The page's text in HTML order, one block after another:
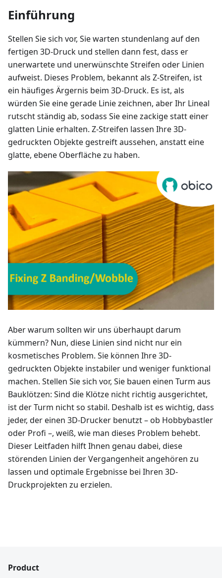
Einführung
Stellen Sie sich vor, Sie warten stundenlang auf den
fertigen 3D-Druck und stellen dann fest, dass er
unerwartete und unerwünschte Streifen oder Linien
aufweist. Dieses Problem, bekannt als Z-Streifen, ist
ein häufiges Ärgernis beim 3D-Druck. Es ist, als
würden Sie eine gerade Linie zeichnen, aber Ihr Lineal
rutscht ständig ab, sodass Sie eine zackige statt einer
glatten Linie erhalten. Z-Streifen lassen Ihre 3D-
gedruckten Objekte gestreift aussehen, anstatt eine
glatte, ebene Oberfläche zu haben.
Aber warum sollten wir uns überhaupt darum
kümmern? Nun, diese Linien sind nicht nur ein
kosmetisches Problem. Sie können Ihre 3D-
gedruckten Objekte instabiler und weniger funktional
machen. Stellen Sie sich vor, Sie bauen einen Turm aus
Bauklötzen: Sind die Klötze nicht richtig ausgerichtet,
ist der Turm nicht so stabil. Deshalb ist es wichtig, dass
jeder, der einen 3D-Drucker benutzt – ob Hobbybastler
oder Profi –, weiß, wie man dieses Problem behebt.
Dieser Leitfaden hilft Ihnen genau dabei, diese
störenden Linien der Vergangenheit angehören zu
lassen und optimale Ergebnisse bei Ihren 3D-
Druckprojekten zu erzielen.
Product